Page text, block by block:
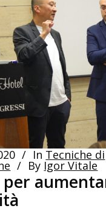
In Tecniche di
By Igor Vitale
per